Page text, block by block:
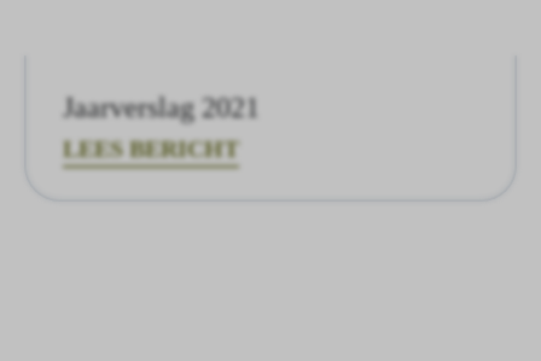
Jaarverslag 2021
LEES BERICHT